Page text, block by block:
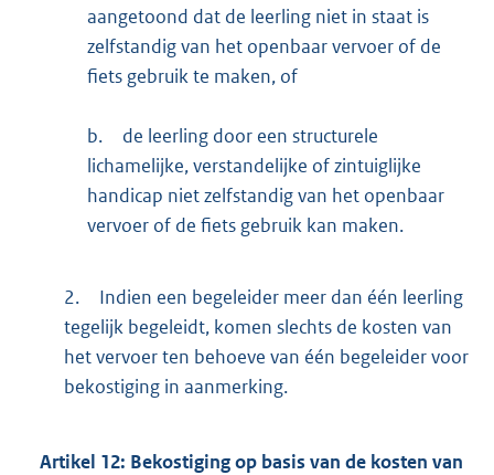
aangetoond dat de leerling niet in staat is
zelfstandig van het openbaar vervoer of de
fiets gebruik te maken, of
b.
de leerling door een structurele
lichamelijke, verstandelijke of zintuiglijke
handicap niet zelfstandig van het openbaar
vervoer of de fiets gebruik kan maken.
2.
Indien een begeleider meer dan één leerling
tegelijk begeleidt, komen slechts de kosten van
het vervoer ten behoeve van één begeleider voor
bekostiging in aanmerking.
Artikel 12: Bekostiging op basis van de kosten van